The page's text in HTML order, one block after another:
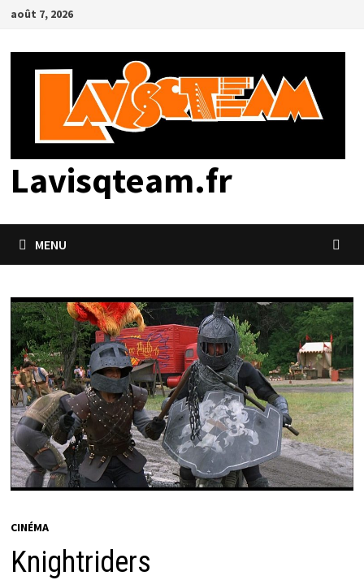
Passer
contenu
août 7, 2026
Lavisqteam.fr
MENU
CINÉMA
Knightriders